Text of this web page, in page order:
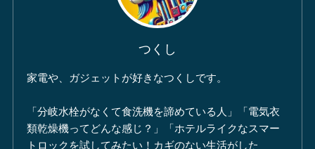
つくし
家電や、ガジェットが好きなつくしです。
「分岐水栓がなくて食洗機を諦めている人」「電気衣
類乾燥機ってどんな感じ？」「ホテルライクなスマー
トロックを試してみたい！カギのない生活がした